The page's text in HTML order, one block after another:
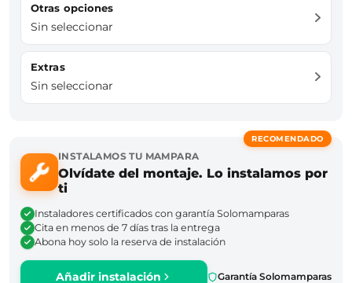
Otras opciones
Sin seleccionar
Extras
Sin seleccionar
RECOMENDADO
INSTALAMOS TU MAMPARA
Olvídate del montaje. Lo instalamos por
ti
Instaladores certificados con garantía Solomamparas
Cita en menos de 7 días tras la entrega
Abona hoy solo la reserva de instalación
Añadir instalación Garantía Solomamparas